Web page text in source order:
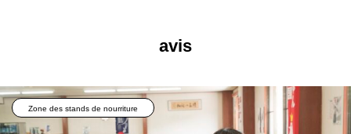
avis
Zone des stands de nourriture